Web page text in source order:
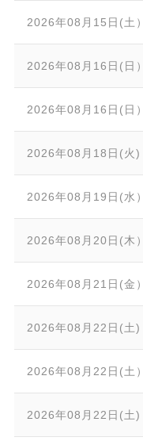
2026年08月15日(土）
2026年08月16日(日）
2026年08月16日(日）
2026年08月18日(火)
2026年08月19日(水）
2026年08月20日(木）
2026年08月21日(金）
2026年08月22日(土)
2026年08月22日(土）
2026年08月22日(土)